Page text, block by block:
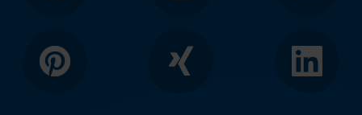
Pinterest Xing LinkedIn